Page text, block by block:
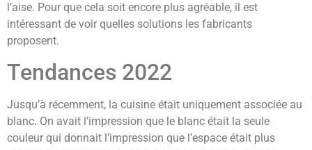
l’aise. Pour que cela soit encore plus agréable, il est
intéressant de voir quelles solutions les fabricants
proposent.
Tendances 2022
Jusqu’à récemment, la cuisine était uniquement associée au
blanc. On avait l’impression que le blanc était la seule
couleur qui donnait l’impression que l’espace était plus